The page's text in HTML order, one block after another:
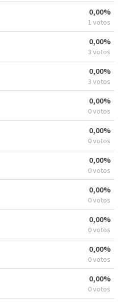
0,00%
1 votos
0,00%
3 votos
0,00%
3 votos
0,00%
0 votos
0,00%
0 votos
0,00%
0 votos
0,00%
0 votos
0,00%
0 votos
0,00%
0 votos
0,00%
0 votos